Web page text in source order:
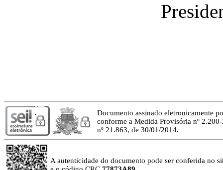
Documento assinado eletronicamente
conforme a Medida Provisória nº
nº 21.863, de 30/01/2014.
A autenticidade do documento pode ser conferida